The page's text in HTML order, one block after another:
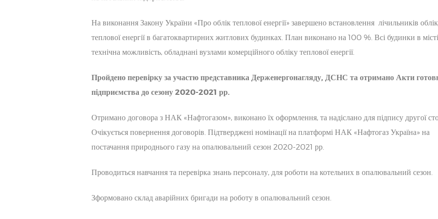
На виконання Закону України «Про облік теплової енергії» завершено встановлення лічильників
теплової енергії в багатоквартирних житлових будинках. План виконано на 100 %. Всі будинки в
технічна можливість, обладнані вузлами комерційного обліку теплової енергії.
Пройдено перевірку за участю представникаДерженергонагляду,ДСНС та отримано Акти
підприємства до сезону 2020-2021 рр.
Отримано договора з НАК «Нафтогазом», виконано їх оформлення, та надіслано для підпису другої
Очікується повернення договорів. Підтверджені номінації на платформі НАК «Нафтогаз Україна» на
постачання природнього газу на опалювальний сезон 2020-2021 рр.
Проводиться навчання та перевірка знань персоналу, для роботи на котельних в опалювальний сезон.
Зформовано склад аварійних бригади на роботу в опалювальний сезон.